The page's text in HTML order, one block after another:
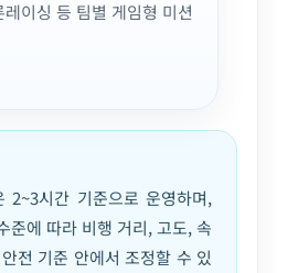
레이싱 등 팀별 게임형 미션
2~3시간 기준으로 운영하며,
준에 따라 비행 거리, 고도, 속
전 기준 안에서 조정할 수 있